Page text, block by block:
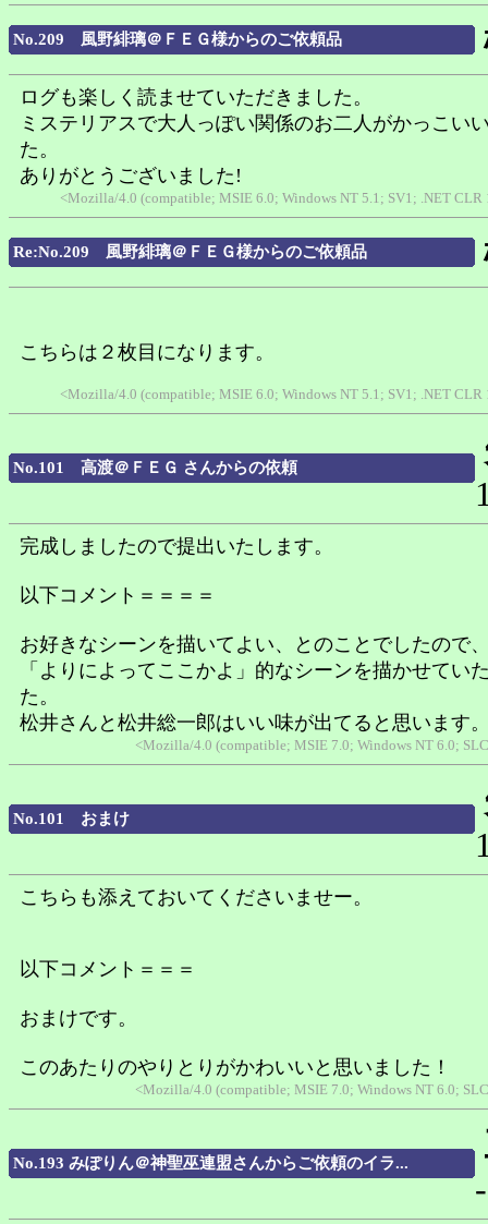
No.209 風野緋璃＠ＦＥＧ様からのご依頼品
ログも楽しく読ませていただきました。
ミステリアスで大人っぽい関係のお二人がかっこい
た。
ありがとうございました!
<Mozilla/4.0 (compatible; MSIE 6.0; Windows NT 5.1; SV1; .NET
Re:No.209 風野緋璃＠ＦＥＧ様からのご依頼品
こちらは２枚目になります。
<Mozilla/4.0 (compatible; MSIE 6.0; Windows NT 5.1; SV1; .NET
No.101 高渡＠ＦＥＧ さんからの依頼
完成しましたので提出いたします。
以下コメント＝＝＝＝
お好きなシーンを描いてよい、とのことでしたので
「よりによってここかよ」的なシーンを描かせてい
た。
松井さんと松井総一郎はいい味が出てると思います
<Mozilla/4.0 (compatible; MSIE 7.0; Windows NT 6.0;
No.101 おまけ
こちらも添えておいてくださいませー。
以下コメント＝＝＝
おまけです。
このあたりのやりとりがかわいいと思いました！
<Mozilla/4.0 (compatible; MSIE 7.0; Windows NT 6.0;
No.193 みぽりん＠神聖巫連盟さんからご依頼のイラ...
-